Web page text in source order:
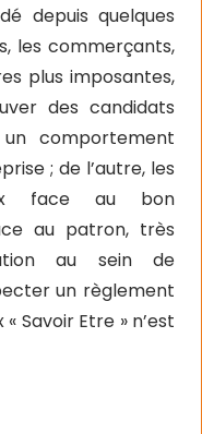
depuis quelques
les commerçants,
plus imposantes,
des candidats
comportement
; de l’autre, les
face au bon
au patron, très
au sein de
un règlement
Savoir Etre » n’est